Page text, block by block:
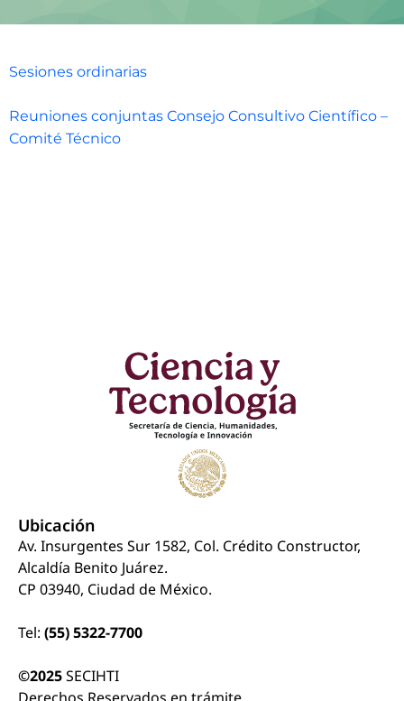
Sesiones ordinarias
Reuniones conjuntas Consejo Consultivo Científico –
Comité Técnico
Ubicación
Av. Insurgentes Sur 1582, Col. Crédito Constructor,
Alcaldía Benito Juárez.
CP 03940, Ciudad de México.
Tel: (55) 5322-7700
©2025SECIHTI